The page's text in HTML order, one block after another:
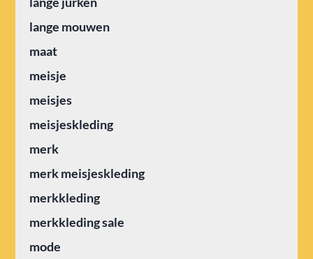
lange mouwen
maat
meisje
meisjes
meisjeskleding
merk
merk meisjeskleding
merkkleding
merkkleding sale
mode